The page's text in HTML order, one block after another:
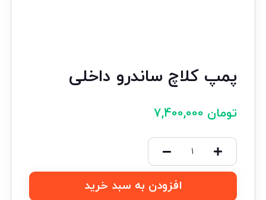
پمپ کلاچ ساندرو داخلی
تومان
افزودن به سبد خرید